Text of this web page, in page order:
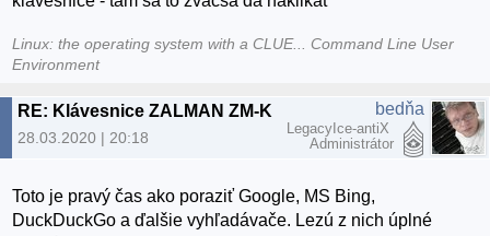
Linux: the operating system with a CLUE... Command Line User
Environment
28.03.2020 | 20:18
bedňa
LegacyIce-antiX
Administrátor
Toto je pravý čas ako poraziť Google, MS Bing,
DuckDuckGo a ďalšie vyhľadávače. Lezú z nich úplné